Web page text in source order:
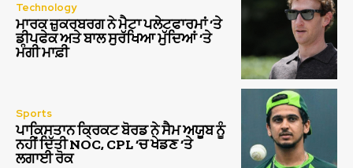
Technology
ਮਾਰਕ ਜ਼ੁਕਰਬਰਗ ਨੇ ਮੈਟਾ ਪਲੇਟਫਾਰਮਾਂ ‘ਤੇ
ਡੀਪਫੇਕ ਅਤੇ ਬਾਲ ਸੁਰੱਖਿਆ ਮੁੱਦਿਆਂ ‘ਤੇ
ਮੰਗੀ ਮਾਫ਼ੀ
Sports
ਪਾਕਿਸਤਾਨ ਕ੍ਰਿਕਟ ਬੋਰਡ ਨੇ ਸੈਮ ਅਯੂਬ ਨੂੰ
ਨਹੀਂ ਦਿੱਤੀ NOC, CPL ‘ਚ ਖੇਡਣ ‘ਤੇ
ਲਗਾਈ ਰੋਕ